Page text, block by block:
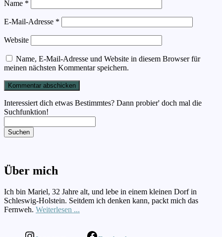
Name *
E-Mail-Adresse *
Website
Name, E-Mail-Adresse und Website in diesem Browser für
meinen nächsten Kommentar speichern.
Interessiert dich etwas Bestimmtes? Dann probier' doch mal die
Suchfunktion!
Suchen
Über mich
Ich bin Mariel, 32 Jahre alt, und lebe in einem kleinen Dorf in
Schleswig-Holstein. Seitdem ich denken kann, packt mich das
Fernweh. Weiterlesen ...